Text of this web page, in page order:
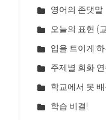
영어의 존댓말
오늘의 표현 (
입을 트이게
주제별 회화
학교에서 못
학습 비결!